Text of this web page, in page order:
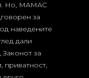
Но, МАМАС
за
наведените
дали
за
приватност,